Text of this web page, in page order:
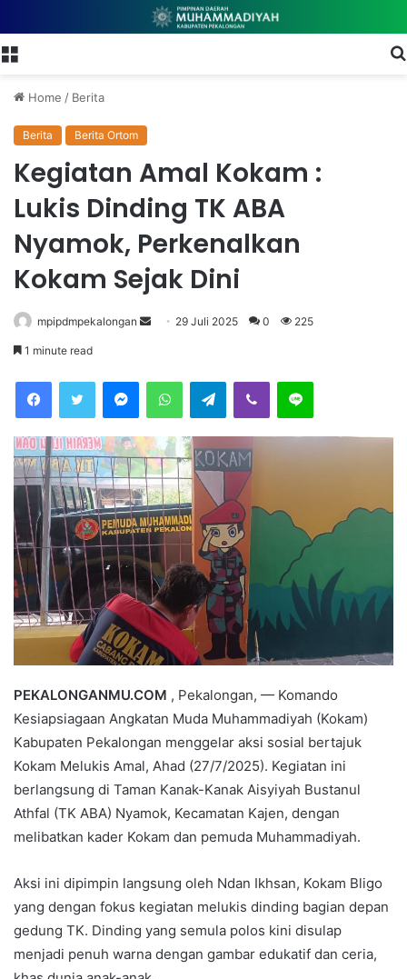
Home / Berita
Berita Berita Ortom
Kegiatan Amal Kokam :
Lukis Dinding TK ABA
Nyamok, Perkenalkan
Kokam Sejak Dini
mpipdmpekalongan
e
m
a
i
29 Juli 2025 0 225
1 minute read
Telegram
PEKALONGANMU.COM , Pekalongan, — Komando
Kesiapsiagaan Angkatan Muda Muhammadiyah (Kokam)
Kabupaten Pekalongan menggelar aksi sosial bertajuk
Kokam Melukis Amal, Ahad (27/7/2025). Kegiatan ini
berlangsung di Taman Kanak-Kanak Aisyiyah Bustanul
Athfal (TK ABA) Nyamok, Kecamatan Kajen, dengan
melibatkan kader Kokam dan pemuda Muhammadiyah.
Aksi ini dipimpin langsung oleh Ndan Ikhsan, Kokam Bligo
yang dengan fokus kegiatan melukis dinding bagian depan
gedung TK. Dinding yang semula polos kini disulap
menjadi penuh warna dengan gambar edukatif dan ceria,